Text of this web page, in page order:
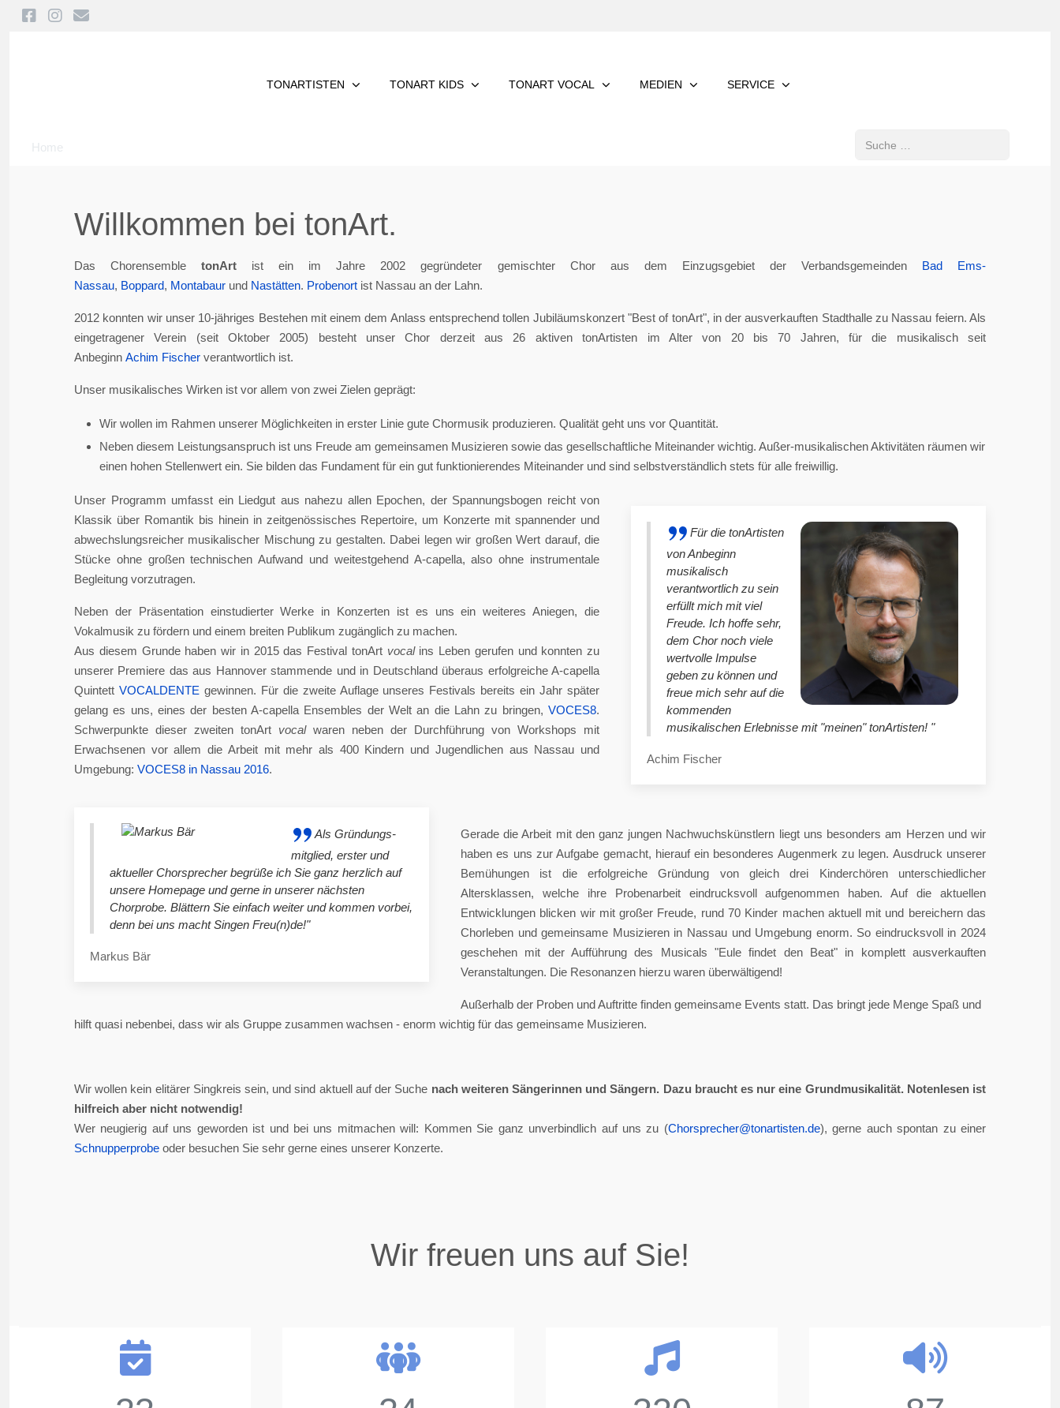
TONARTISTEN TONART KIDS TONART VOCAL MEDIEN SERVICE
Home
Suchen
Willkommen bei tonArt.
Das ChorensembletonArt ist ein im Jahre 2002 gegründeter gemischter Chor aus dem Einzugsgebiet der Verbandsgemeinden Bad Ems-
Nassau, Boppard, Montabaur und Nastätten. Probenort ist Nassau an der Lahn.
2012 konnten wir unser 10-jähriges Bestehen mit einem dem Anlass entsprechend tollen Jubiläumskonzert "Best of tonArt", in der ausverkauften Stadthalle zu Nassau feiern. Als
eingetragener Verein (seit Oktober 2005) besteht unser Chor derzeit aus 26 aktiven tonArtisten im Alter von 20 bis 70 Jahren, für die musikalisch seit
Anbeginn Achim Fischer verantwortlich ist.
Unser musikalisches Wirken ist vor allem von zwei Zielen geprägt:
Wir wollen im Rahmen unserer Möglichkeiten in erster Linie gute Chormusik produzieren. Qualität geht uns vor Quantität.
Neben diesem Leistungsanspruch ist uns Freude am gemeinsamen Musizieren sowie das gesellschaftliche Miteinander wichtig. Außer-musikalischen Aktivitäten räumen wir
einen hohen Stellenwert ein. Sie bilden das Fundament für ein gut funktionierendes Miteinander und sind selbstverständlich stets für alle freiwillig.
Für die tonArtisten
von Anbeginn
musikalisch
verantwortlich zu sein
erfüllt mich mit viel
Freude. Ich hoffe sehr,
dem Chor noch viele
wertvolle Impulse
geben zu können und
freue mich sehr auf die
kommenden
musikalischen Erlebnisse mit "meinen" tonArtisten! "
Achim Fischer
Unser Programm umfasst ein Liedgut aus nahezu allen Epochen, der Spannungsbogen reicht von
Klassik über Romantik bis hinein in zeitgenössisches Repertoire, um Konzerte mit spannender und
abwechslungsreicher musikalischer Mischung zu gestalten. Dabei legen wir großen Wert darauf, die
Stücke ohne großen technischen Aufwand und weitestgehend A-capella, also ohne instrumentale
Begleitung vorzutragen.
Neben der Präsentation einstudierter Werke in Konzerten ist es uns ein weiteres Aniegen, die
Vokalmusik zu fördern und einem breiten Publikum zugänglich zu machen.
Aus diesem Grunde haben wir in 2015 das Festival tonArt vocal ins Leben gerufen und konnten zu
unserer Premiere das aus Hannover stammende und in Deutschland überaus erfolgreiche A-capella
Quintett VOCALDENTE gewinnen. Für die zweite Auflage unseres Festivals bereits ein Jahr später
gelang es uns, eines der besten A-capella Ensembles der Welt an die Lahn zu bringen, VOCES8.
Schwerpunkte dieser zweiten tonArt vocalwaren neben der Durchführung von Workshops mit
Erwachsenen vor allem die Arbeit mit mehr als 400 Kindern und Jugendlichen aus Nassau und
Umgebung: VOCES8 in Nassau 2016.
Als Gründungs-
mitglied, erster und
aktueller Chorsprecher begrüße ich Sie ganz herzlich auf
unsere Homepage und gerne in unserer nächsten
Chorprobe. Blättern Sie einfach weiter und kommen vorbei,
denn bei uns macht Singen Freu(n)de!"
Markus Bär
Gerade die Arbeit mit den ganz jungen Nachwuchskünstlern liegt uns besonders am Herzen und wir
haben es uns zur Aufgabe gemacht, hierauf ein besonderes Augenmerk zu legen. Ausdruck unserer
Bemühungen ist die erfolgreiche Gründung von gleich drei Kinderchören unterschiedlicher
Altersklassen, welche ihre Probenarbeit eindrucksvoll aufgenommen haben. Auf die aktuellen
Entwicklungen blicken wir mit großer Freude, rund 70 Kinder machen aktuell mit und bereichern das
Chorleben und gemeinsame Musizieren in Nassau und Umgebung enorm. So eindrucksvoll in 2024
geschehen mit der Aufführung des Musicals "Eule findet den Beat" in komplett ausverkauften
Veranstaltungen. Die Resonanzen hierzu waren überwältigend!
Außerhalb der Proben und Auftritte finden gemeinsame Events statt. Das bringt jede Menge Spaß und
hilft quasi nebenbei, dass wir als Gruppe zusammen wachsen - enorm wichtig für das gemeinsame Musizieren.
Wir wollen kein elitärer Singkreis sein, und sind aktuell auf der Suche nach weiteren Sängerinnen und Sängern. Dazu braucht es nur eine Grundmusikalität. Notenlesen ist
hilfreich aber nicht notwendig!
Wer neugierig auf uns geworden ist und bei uns mitmachen will: Kommen Sie ganz unverbindlich auf uns zu (Chorsprecher@tonartisten.de), gerne auch spontan zu einer
Schnupperprobe oder besuchen Sie sehr gerne eines unserer Konzerte.
Wir freuen uns auf Sie!